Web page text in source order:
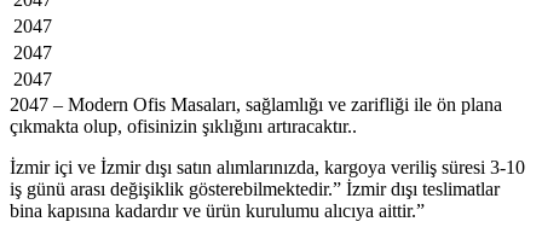
2047
2047
2047
2047 – Modern Ofis Masaları, sağlamlığı ve zarifliği ile ön plana
çıkmakta olup, ofisinizin şıklığını artıracaktır..
İzmir içi ve İzmir dışı satın alımlarınızda, kargoya veriliş süresi 3-10
iş günü arası değişiklik gösterebilmektedir.” İzmir dışı teslimatlar
bina kapısına kadardır ve ürün kurulumu alıcıya aittir.”